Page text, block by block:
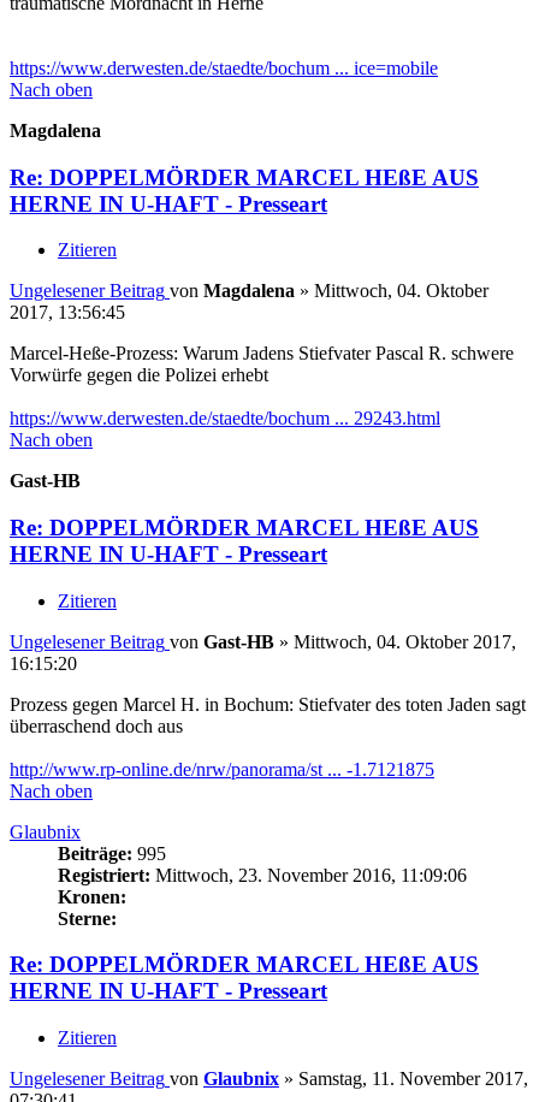
https://www.derwesten.de/staedte/bochum ... ice=mobile
Nach oben
Magdalena
Re: DOPPELMÖRDER MARCEL HEßE AUS
HERNE IN U-HAFT - Presseart
Zitieren
Ungelesener Beitrag von Magdalena » Mittwoch, 04. Oktober
2017, 13:56:45
Marcel-Heße-Prozess: Warum Jadens Stiefvater Pascal R. schwere
Vorwürfe gegen die Polizei erhebt
https://www.derwesten.de/staedte/bochum ... 29243.html
Nach oben
Gast-HB
Re: DOPPELMÖRDER MARCEL HEßE AUS
HERNE IN U-HAFT - Presseart
Zitieren
Ungelesener Beitrag von Gast-HB » Mittwoch, 04. Oktober 2017,
16:15:20
Prozess gegen Marcel H. in Bochum: Stiefvater des toten Jaden sagt
überraschend doch aus
http://www.rp-online.de/nrw/panorama/st ... -1.7121875
Nach oben
Glaubnix
Beiträge: 995
Registriert: Mittwoch, 23. November 2016, 11:09:06
Kronen:
Sterne:
Re: DOPPELMÖRDER MARCEL HEßE AUS
HERNE IN U-HAFT - Presseart
Zitieren
Ungelesener Beitrag von Glaubnix » Samstag, 11. November 2017,